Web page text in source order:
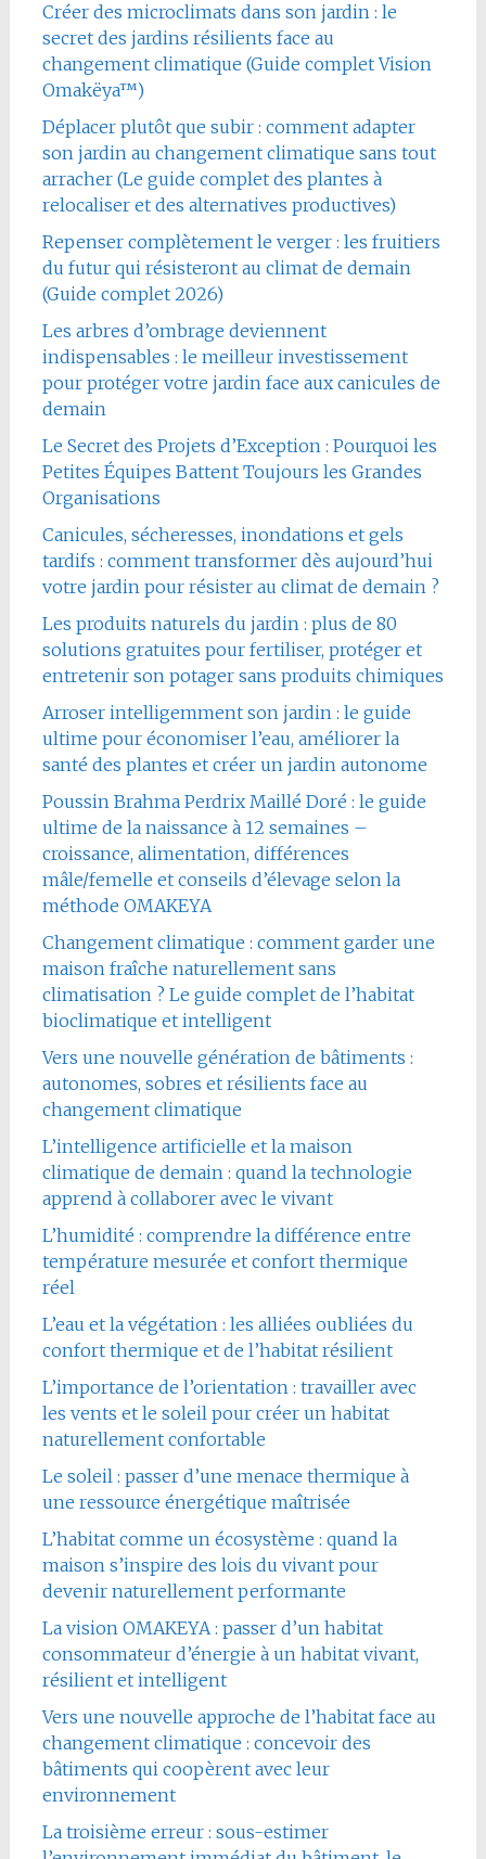
Créer des microclimats dans son jardin : le
secret des jardins résilients face au
changement climatique (Guide complet Vision
Omakëya™)
Déplacer plutôt que subir : comment adapter
son jardin au changement climatique sans tout
arracher (Le guide complet des plantes à
relocaliser et des alternatives productives)
Repenser complètement le verger : les fruitiers
du futur qui résisteront au climat de demain
(Guide complet 2026)
Les arbres d’ombrage deviennent
indispensables : le meilleur investissement
pour protéger votre jardin face aux canicules de
demain
Le Secret des Projets d’Exception : Pourquoi les
Petites Équipes Battent Toujours les Grandes
Organisations
Canicules, sécheresses, inondations et gels
tardifs : comment transformer dès aujourd’hui
votre jardin pour résister au climat de demain ?
Les produits naturels du jardin : plus de 80
solutions gratuites pour fertiliser, protéger et
entretenir son potager sans produits chimiques
Arroser intelligemment son jardin : le guide
ultime pour économiser l’eau, améliorer la
santé des plantes et créer un jardin autonome
Poussin Brahma Perdrix Maillé Doré : le guide
ultime de la naissance à 12 semaines –
croissance, alimentation, différences
mâle/femelle et conseils d’élevage selon la
méthode OMAKEYA
Changement climatique : comment garder une
maison fraîche naturellement sans
climatisation ? Le guide complet de l’habitat
bioclimatique et intelligent
Vers une nouvelle génération de bâtiments :
autonomes, sobres et résilients face au
changement climatique
L’intelligence artificielle et la maison
climatique de demain : quand la technologie
apprend à collaborer avec le vivant
L’humidité : comprendre la différence entre
température mesurée et confort thermique
réel
L’eau et la végétation : les alliées oubliées du
confort thermique et de l’habitat résilient
L’importance de l’orientation : travailler avec
les vents et le soleil pour créer un habitat
naturellement confortable
Le soleil : passer d’une menace thermique à
une ressource énergétique maîtrisée
L’habitat comme un écosystème : quand la
maison s’inspire des lois du vivant pour
devenir naturellement performante
La vision OMAKEYA : passer d’un habitat
consommateur d’énergie à un habitat vivant,
résilient et intelligent
Vers une nouvelle approche de l’habitat face au
changement climatique : concevoir des
bâtiments qui coopèrent avec leur
environnement
La troisième erreur : sous-estimer